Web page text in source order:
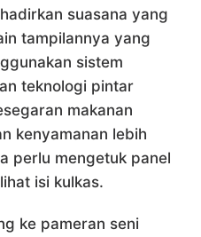
suasana yang
tampilannya yang
sistem
teknologi pintar
makanan
kenyamanan lebih
perlu mengetuk panel
isi kulkas.
ke pameran seni